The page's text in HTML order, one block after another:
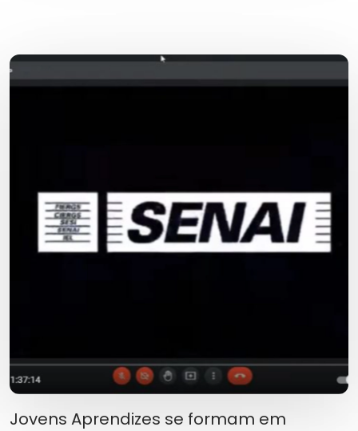
Jovens Aprendizes se formam em